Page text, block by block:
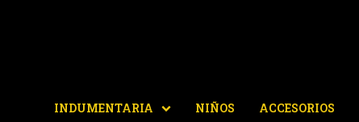
INDUMENTARIA NIÑOS ACCESORIOS